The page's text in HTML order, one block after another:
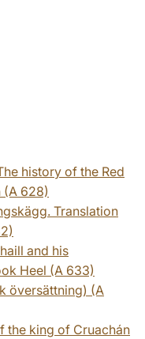
history of the Red
(A 628)
Translation
and his
Heel (A 633)
översättning) (A
the king of Cruachán